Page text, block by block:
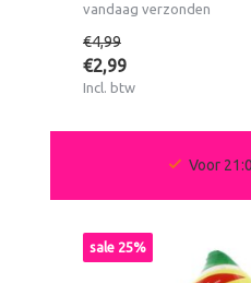
vandaag verzonden
€4,99
€2,99
Incl. btw
Voor
sale 25%